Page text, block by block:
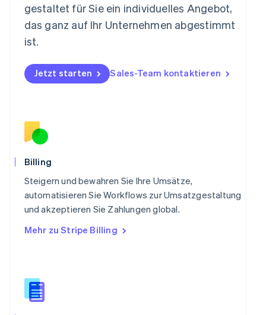
gestaltet für Sie ein individuelles Angebot,
das ganz auf Ihr Unternehmen abgestimmt
ist.
Jetzt starten Sales-Team kontaktieren
Billing
Steigern und bewahren Sie Ihre Umsätze,
automatisieren Sie Workflows zur Umsatzgestaltung
und akzeptieren Sie Zahlungen global.
Mehr zu Stripe Billing
Norwegen
English
Polen
English
Portugal
Schweden
Svenska
Deutsch
Singapur
English 简体中文
Slowakei
English
Slowenien
English
Spanien
Español